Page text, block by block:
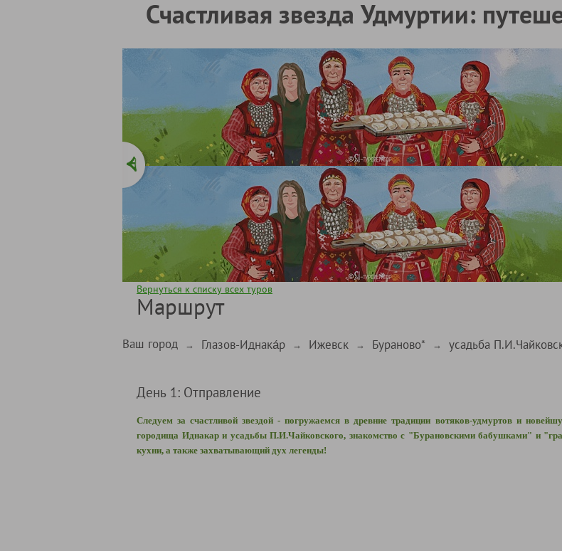
Счастливая звезда Удмуртии:
Вернуться к списку всех туров
Маршрут
Ваш город → Глазов-Иднака́р → Ижевск → Бураново* → усадьба
День 1: Отправление
Следуем за счастливой звездой - погружаемся в древние традиции вотяков-удмуртов и
городища Иднакар и усадьбы П.И.Чайковского, знакомство с "Бурановскими бабушками" и
кухни, а также захватывающий дух легенды!